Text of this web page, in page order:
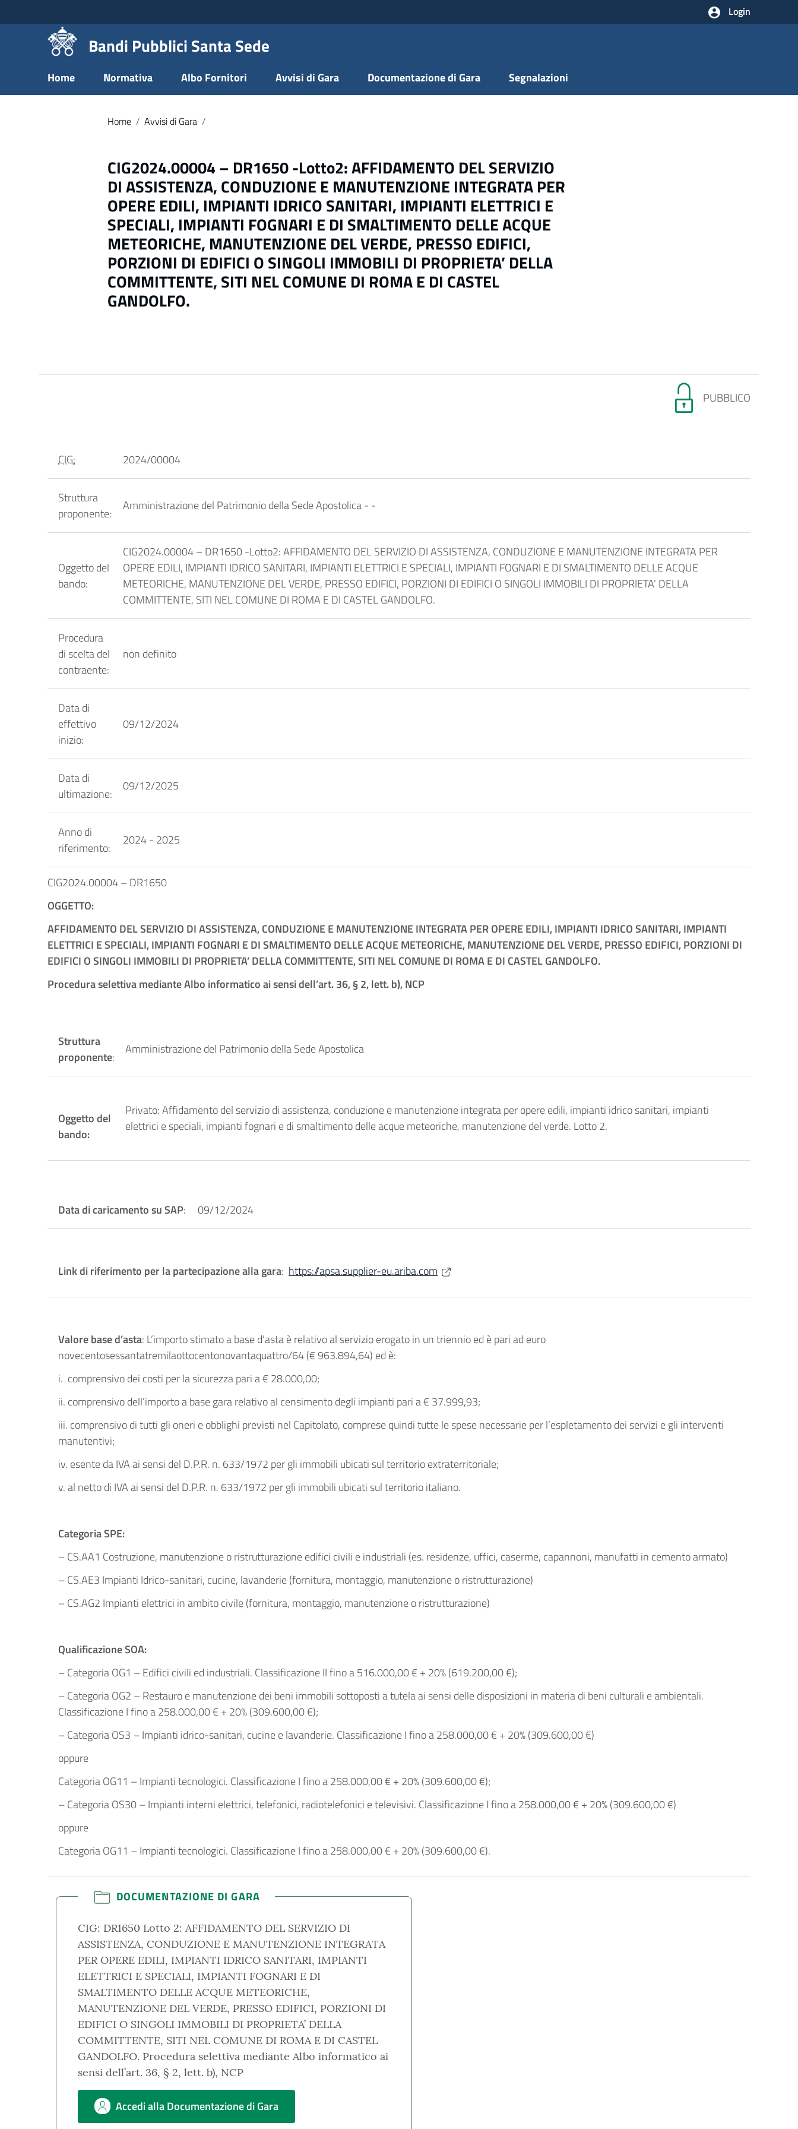
Vai al menu di navigazione
Vai al footer
Login
Bandi Pubblici Santa Sede
Home Normativa Albo Fornitori Avvisi di Gara Documentazione di Gara Segnalazioni
Home / Avvisi di Gara /
CIG2024.00004 – DR1650 -Lotto2: AFFIDAMENTO DEL SERVIZIO
DI ASSISTENZA, CONDUZIONE E MANUTENZIONE INTEGRATA PER
OPERE EDILI, IMPIANTI IDRICO SANITARI, IMPIANTI ELETTRICI E
SPECIALI, IMPIANTI FOGNARI E DI SMALTIMENTO DELLE ACQUE
METEORICHE, MANUTENZIONE DEL VERDE, PRESSO EDIFICI,
PORZIONI DI EDIFICI O SINGOLI IMMOBILI DI PROPRIETA’ DELLA
COMMITTENTE, SITI NEL COMUNE DI ROMA E DI CASTEL
GANDOLFO.
PUBBLICO
CIG: 2024/00004
Struttura
proponente:
Amministrazione del Patrimonio della Sede Apostolica - -
Oggetto del
bando:
CIG2024.00004 – DR1650 -Lotto2: AFFIDAMENTO DEL SERVIZIO DI ASSISTENZA, CONDUZIONE E MANUTENZIONE INTEGRATA PER
OPERE EDILI, IMPIANTI IDRICO SANITARI, IMPIANTI ELETTRICI E SPECIALI, IMPIANTI FOGNARI E DI SMALTIMENTO DELLE ACQUE
METEORICHE, MANUTENZIONE DEL VERDE, PRESSO EDIFICI, PORZIONI DI EDIFICI O SINGOLI IMMOBILI DI PROPRIETA’ DELLA
COMMITTENTE, SITI NEL COMUNE DI ROMA E DI CASTEL GANDOLFO.
Procedura
di scelta del
contraente:
non definito
Data di
effettivo
inizio:
09/12/2024
Data di
ultimazione:
09/12/2025
Anno di
riferimento:
2024 - 2025
CIG2024.00004 – DR1650
OGGETTO:
AFFIDAMENTO DEL SERVIZIO DI ASSISTENZA, CONDUZIONE E MANUTENZIONE INTEGRATA PER OPERE EDILI, IMPIANTI IDRICO SANITARI, IMPIANTI
ELETTRICI E SPECIALI, IMPIANTI FOGNARI E DI SMALTIMENTO DELLE ACQUE METEORICHE, MANUTENZIONE DEL VERDE, PRESSO EDIFICI, PORZIONI DI
EDIFICI O SINGOLI IMMOBILI DI PROPRIETA’ DELLA COMMITTENTE, SITI NEL COMUNE DI ROMA E DI CASTEL GANDOLFO.
Procedura selettiva mediante Albo informatico ai sensi dell’art. 36, § 2, lett. b), NCP
Struttura
proponente:
Amministrazione del Patrimonio della Sede Apostolica
Oggetto del
bando:
Privato: Affidamento del servizio di assistenza, conduzione e manutenzione integrata per opere edili, impianti idrico sanitari, impianti
elettrici e speciali, impianti fognari e di smaltimento delle acque meteoriche, manutenzione del verde. Lotto 2.
Data di caricamento su SAP: 09/12/2024
Link di riferimento per la partecipazione alla gara: https://apsa.supplier-eu.ariba.com
Valore base d’asta: L’importo stimato a base d’asta è relativo al servizio erogato in un triennio ed è pari ad euro
novecentosessantatremilaottocentonovantaquattro/64 (€ 963.894,64) ed è:
i. comprensivo dei costi per la sicurezza pari a € 28.000,00;
ii. comprensivo dell’importo a base gara relativo al censimento degli impianti pari a € 37.999,93;
iii. comprensivo di tutti gli oneri e obblighi previsti nel Capitolato, comprese quindi tutte le spese necessarie per l’espletamento dei servizi e gli interventi
manutentivi;
iv. esente da IVA ai sensi del D.P.R. n. 633/1972 per gli immobili ubicati sul territorio extraterritoriale;
v. al netto di IVA ai sensi del D.P.R. n. 633/1972 per gli immobili ubicati sul territorio italiano.
Categoria SPE:
– CS.AA1 Costruzione, manutenzione o ristrutturazione edifici civili e industriali (es. residenze, uffici, caserme, capannoni, manufatti in cemento armato)
– CS.AE3 Impianti Idrico-sanitari, cucine, lavanderie (fornitura, montaggio, manutenzione o ristrutturazione)
– CS.AG2 Impianti elettrici in ambito civile (fornitura, montaggio, manutenzione o ristrutturazione)
Qualificazione SOA:
– Categoria OG1 – Edifici civili ed industriali. Classificazione II fino a 516.000,00 € + 20% (619.200,00 €);
– Categoria OG2 – Restauro e manutenzione dei beni immobili sottoposti a tutela ai sensi delle disposizioni in materia di beni culturali e ambientali.
Classificazione I fino a 258.000,00 € + 20% (309.600,00 €);
– Categoria OS3 – Impianti idrico-sanitari, cucine e lavanderie. Classificazione I fino a 258.000,00 € + 20% (309.600,00 €)
oppure
Categoria OG11 – Impianti tecnologici. Classificazione I fino a 258.000,00 € + 20% (309.600,00 €);
– Categoria OS30 – Impianti interni elettrici, telefonici, radiotelefonici e televisivi. Classificazione I fino a 258.000,00 € + 20% (309.600,00 €)
oppure
Categoria OG11 – Impianti tecnologici. Classificazione I fino a 258.000,00 € + 20% (309.600,00 €).
DOCUMENTAZIONE DI GARA
CIG: DR1650 Lotto 2: AFFIDAMENTO DEL SERVIZIO DI
ASSISTENZA, CONDUZIONE E MANUTENZIONE INTEGRATA
PER OPERE EDILI, IMPIANTI IDRICO SANITARI, IMPIANTI
ELETTRICI E SPECIALI, IMPIANTI FOGNARI E DI
SMALTIMENTO DELLE ACQUE METEORICHE,
MANUTENZIONE DEL VERDE, PRESSO EDIFICI, PORZIONI DI
EDIFICI O SINGOLI IMMOBILI DI PROPRIETA’ DELLA
COMMITTENTE, SITI NEL COMUNE DI ROMA E DI CASTEL
GANDOLFO. Procedura selettiva mediante Albo informatico ai
sensi dell’art. 36, § 2, lett. b), NCP
Accedi alla Documentazione di Gara